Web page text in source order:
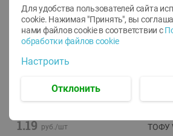
1.19 руб./шт ТОФУ
Для удобства пользователей сайта
cookie. Нажимая "Принять", вы
нами файлов cookie в соответствии с
обработки файлов cookie
Настроить
Отклонить